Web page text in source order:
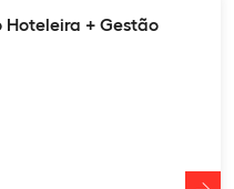
+ Gestão